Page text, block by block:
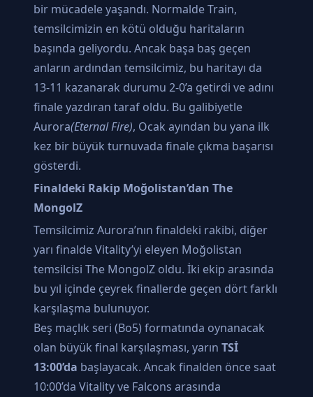
bir mücadele yaşandı. Normalde Train,
temsilcimizin en kötü olduğu haritaların
başında geliyordu. Ancak başa baş geçen
anların ardından temsilcimiz, bu haritayı da
13-11 kazanarak durumu 2-0’a getirdi ve adını
finale yazdıran taraf oldu. Bu galibiyetle
Aurora(Eternal Fire), Ocak ayından bu yana ilk
kez bir büyük turnuvada finale çıkma başarısı
gösterdi.
Finaldeki Rakip Moğolistan’dan The
MongolZ
Temsilcimiz Aurora’nın finaldeki rakibi, diğer
yarı finalde Vitality’yi eleyen Moğolistan
temsilcisi The MongolZ oldu. İki ekip arasında
bu yıl içinde çeyrek finallerde geçen dört farklı
karşılaşma bulunuyor.
Beş maçlık seri (Bo5) formatında oynanacak
olan büyük final karşılaşması, yarın TSİ
13:00’da başlayacak. Ancak finalden önce saat
10:00’da Vitality ve Falcons arasında